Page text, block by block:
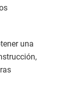
una